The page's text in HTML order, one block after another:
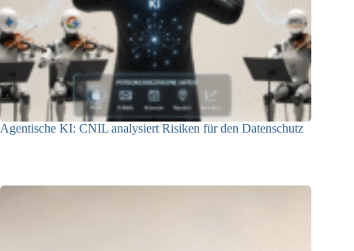
Agentische KI: CNIL analysiert Risiken für den Datenschutz